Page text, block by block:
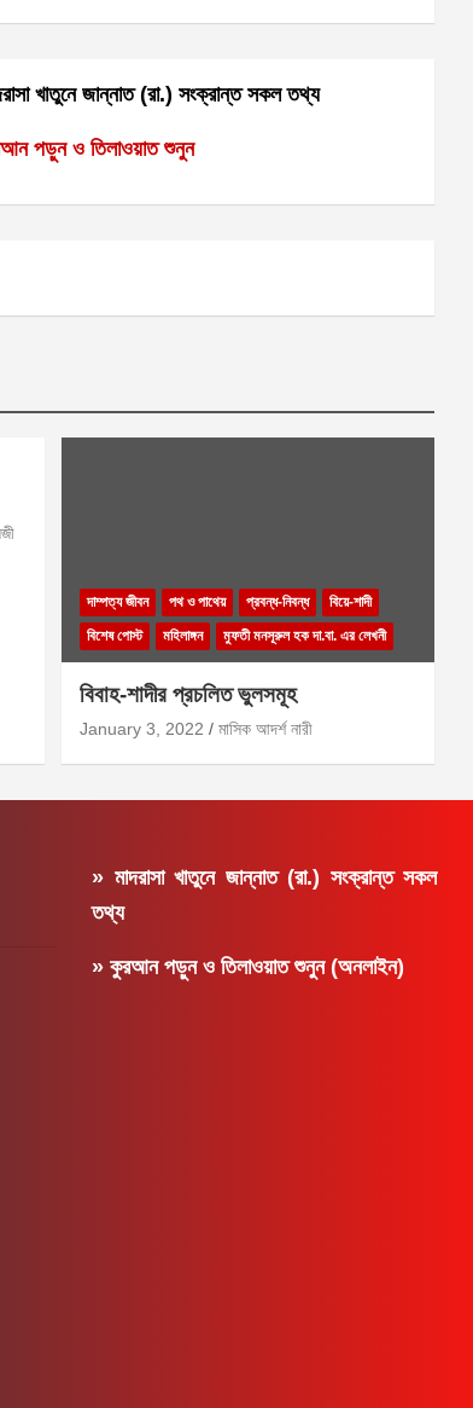
খাতুনে জান্নাত (রা.) সংক্রান্ত সকল তথ্য
পড়ুন ও তিলাওয়াত শুনুন
দাম্পত্য জীবন পথ ও পাথেয় প্রবন্ধ-নিবন্ধ
বিয়ে-শাদী
বিশেষ পোস্ট
মহিলাঙ্গন মুফতী মনসূরুল হক দা.বা. এর লেখনী
বিবাহ-শাদীর প্রচলিত ভুলসমূহ
January 3, 2022 মাসিক আদর্শ নারী
» মাদরাসা খাতুনে জান্নাত (রা.) সংক্রান্ত সকল
তথ্য
» কুরআন পড়ুন ও তিলাওয়াত শুনুন (অনলাইন)